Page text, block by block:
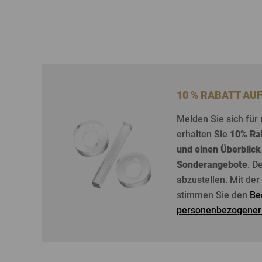
10 % RABATT
Melden Sie sich für
erhalten Sie 10%
und einen Überblick
Sonderangebote.
abzustellen. Mit
stimmen Sie den